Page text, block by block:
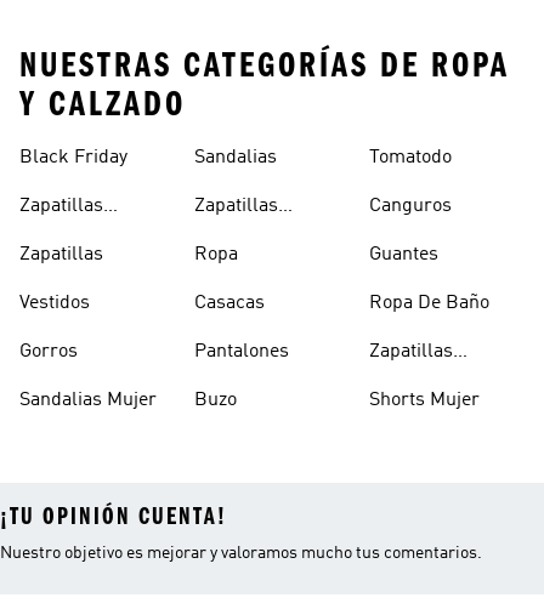
NUESTRAS CATEGORÍAS DE ROPA
Y CALZADO
Black Friday
Zapatillas
Zapatillas
Vestidos
Gorros
Sandalias Mujer
Sandalias
Zapatillas
Ropa
Casacas
Pantalones
Buzo
Tomatodo
Canguros
Guantes
Ropa De Baño
Zapatillas
Shorts Mujer
¡TU OPINIÓN CUENTA!
Nuestro objetivo es mejorar y valoramos mucho tus comentarios.